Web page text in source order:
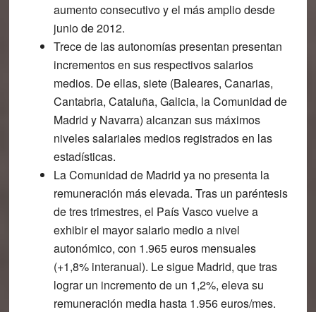
aumento consecutivo y el más amplio desde
junio de 2012.
Trece de las autonomías presentan presentan
incrementos en sus respectivos salarios
medios. De ellas, siete (Baleares, Canarias,
Cantabria, Cataluña, Galicia, la Comunidad de
Madrid y Navarra) alcanzan sus máximos
niveles salariales medios registrados en las
estadísticas.
La Comunidad de Madrid ya no presenta la
remuneración más elevada. Tras un paréntesis
de tres trimestres, el País Vasco vuelve a
exhibir el mayor salario medio a nivel
autonómico, con 1.965 euros mensuales
(+1,8% interanual). Le sigue Madrid, que tras
lograr un incremento de un 1,2%, eleva su
remuneración media hasta 1.956 euros/mes.